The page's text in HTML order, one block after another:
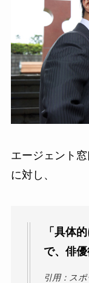
エージェント
に対し、
「具体
で、俳
引用：ス